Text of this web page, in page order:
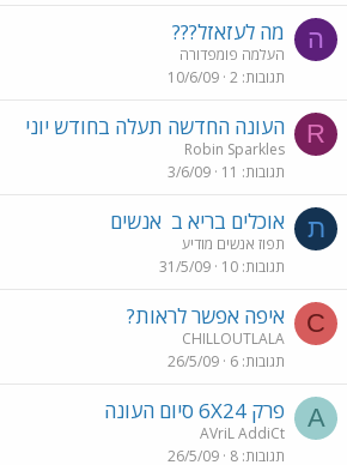
ה מה לעזאזל???
העלמה פומפדורה
תגובות 2
10/6/09
R העונה החדשה תעלה בחודש יוני
Robin Sparkles
תגובות 11
3/6/09
ת אוכלים בריא ב אנשים
תפוז אנשים מודיע
תגובות 10
31/5/09
C איפה אפשר לראות?
CHILLOUTLALA
תגובות 6
26/5/09
A פרק 6X24 סיום העונה
AVriL AddiCt
תגובות 8
26/5/09